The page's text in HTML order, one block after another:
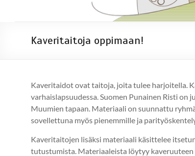
Kaveritaitoja oppimaan!
Kaveritaidot ovat taitoja, joita tulee harjoitella.
varhaislapsuudessa. Suomen Punainen Risti
Muumien tapaan. Materiaali on suunnattu
sovellettuna myös pienemmille ja
Kaveritaitojen lisäksi materiaali käsittelee
tutustumista. Materiaaleista löytyy